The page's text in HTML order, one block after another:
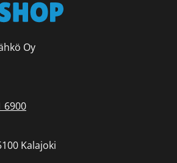
Oy
6900
Kalajoki